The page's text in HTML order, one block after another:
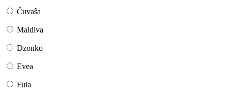
Ĉuvaŝa
Maldiva
Dzonko
Evea
Fula